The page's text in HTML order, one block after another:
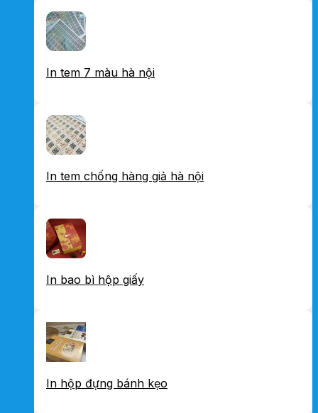
In tem 7 màu hà nội
In tem chống hàng giả hà nội
In bao bì hộp giấy
In hộp đựng bánh kẹo